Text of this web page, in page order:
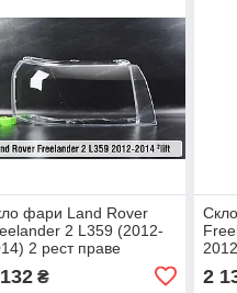
фари Land Rover
2 L359 (2012-
2 рест праве
₴ 2